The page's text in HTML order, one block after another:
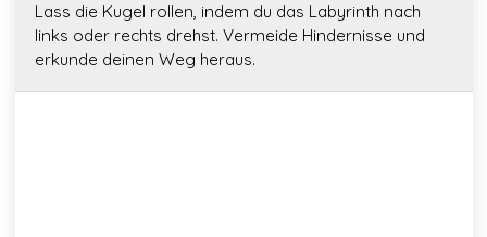
Lass die Kugel rollen, indem du das Labyrinth nach
links oder rechts drehst. Vermeide Hindernisse und
erkunde deinen Weg heraus.